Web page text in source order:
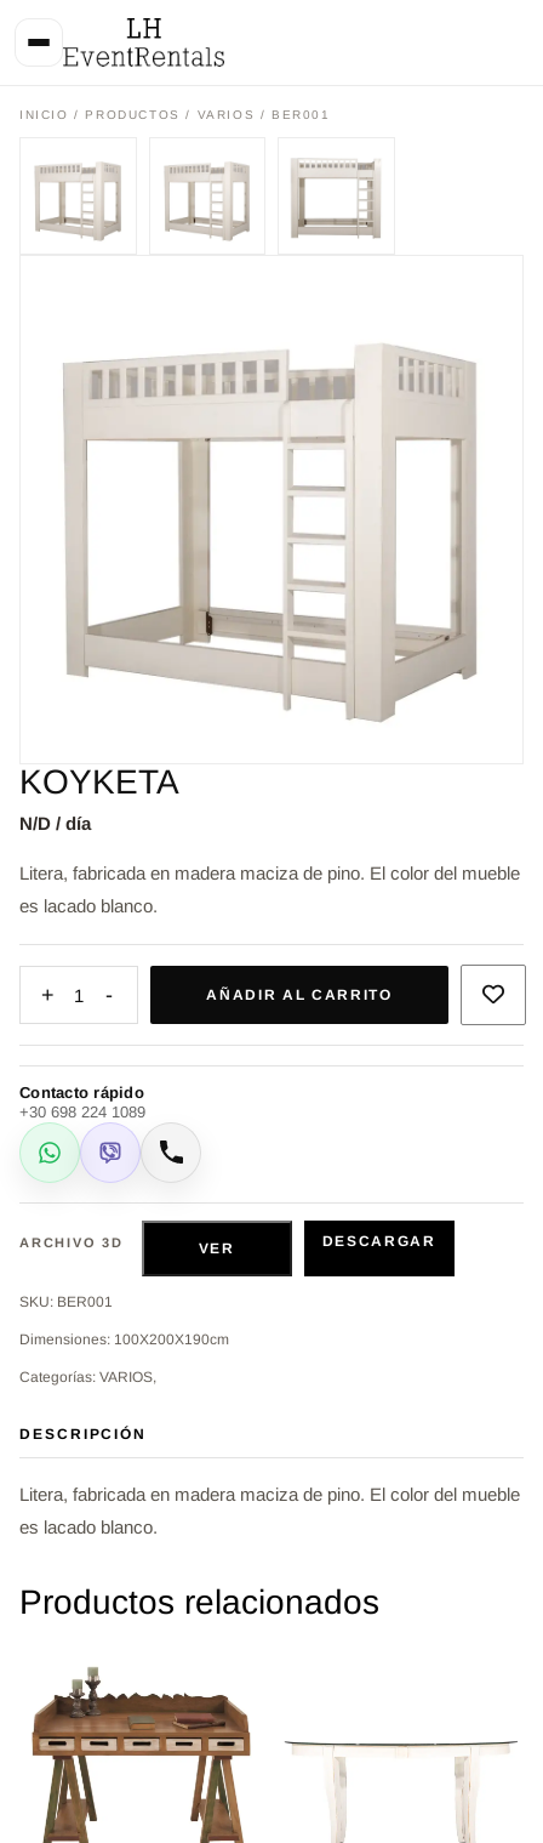
INICIO / PRODUCTOS/ VARIOS / BER001
KOYKETA
N/D / día
Litera, fabricada en madera maciza de pino. El color del mueble
es lacado blanco.
+ 1 - AÑADIR AL CARRITO
Contacto rápido
+30 698 224 1089
WhatsApp
Viber Llamar
ARCHIVO 3D VER DESCARGAR
SKU: BER001
Dimensiones: 100X200X190cm
Categorías: VARIOS,
DESCRIPCIÓN
Litera, fabricada en madera maciza de pino. El color del mueble
es lacado blanco.
Productos relacionados